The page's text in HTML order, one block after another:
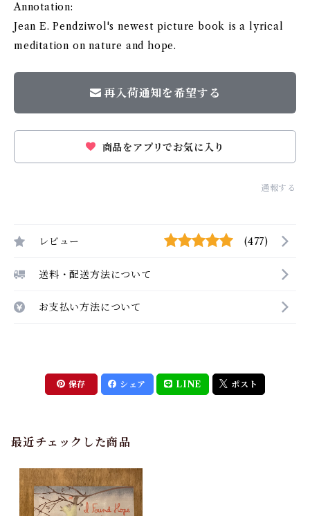
Annotation:
Jean E. Pendziwol's newest picture book is a lyrical
meditation on nature and hope.
再入荷通知を希望する
商品をアプリでお気に入り
通報する
レビュー (477)
送料・配送方法について
お支払い方法について
保存 シェア LINE ポスト
最近チェックした商品